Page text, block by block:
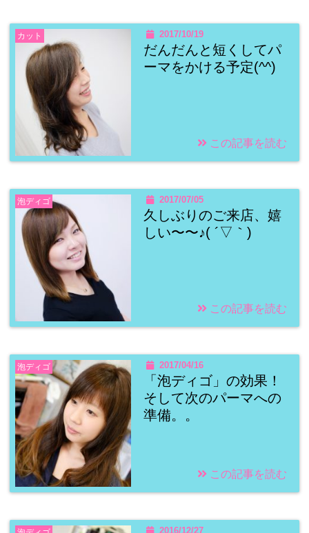
カット 2017/10/19
だんだんと短くしてパ
ーマをかける予定(^^)
この記事を読む
泡ディゴ 2017/07/05
久しぶりのご来店、嬉
しい〜〜♪( ´▽｀)
この記事を読む
泡ディゴ 2017/04/16
「泡ディゴ」の効果！
そして次のパーマへの
準備。。
この記事を読む
2016/12/27